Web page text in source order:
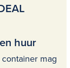
huur
mag